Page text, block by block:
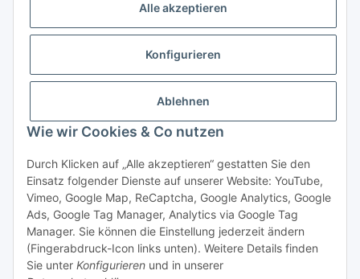
Alle akzeptieren
Konfigurieren
Ablehnen
Wie wir Cookies & Co nutzen
Durch Klicken auf „Alle akzeptieren“ gestatten Sie den
Einsatz folgender Dienste auf unserer Website: YouTube,
Vimeo, Google Map, ReCaptcha, Google Analytics, Google
Ads, Google Tag Manager, Analytics via Google Tag
Manager. Sie können die Einstellung jederzeit ändern
(Fingerabdruck-Icon links unten). Weitere Details finden
Sie unter Konfigurieren und in unserer
Gewerkenstraße 34 | 45881 Gelsenkirchen
Zahlungsarten
Vertrag widerrufen